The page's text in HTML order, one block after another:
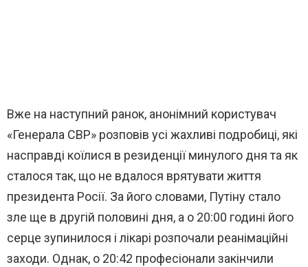
Вже на наступний ранок, анонімний користувач
«Генерала СВР» розповів усі жахливі подробиці, які
насправді коїлися в резиденції минулого дня та як
сталося так, що не вдалося врятувати життя
президента Росії. За його словами, Путіну стало
зле ще в другій половині дня, а о 20:00 годині його
серце зупинилося і лікарі розпочали реанімаційні
заходи. Однак, о 20:42 професіонали закінчили